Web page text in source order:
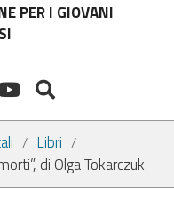
PER I GIOVANI
/ Libri /
di Olga Tokarczuk